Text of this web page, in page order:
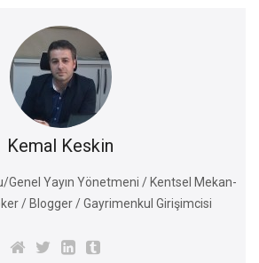
Kemal Keskin
Genel Yayın Yönetmeni / Kentsel Mekan-
/ Blogger / Gayrimenkul Girişimcisi